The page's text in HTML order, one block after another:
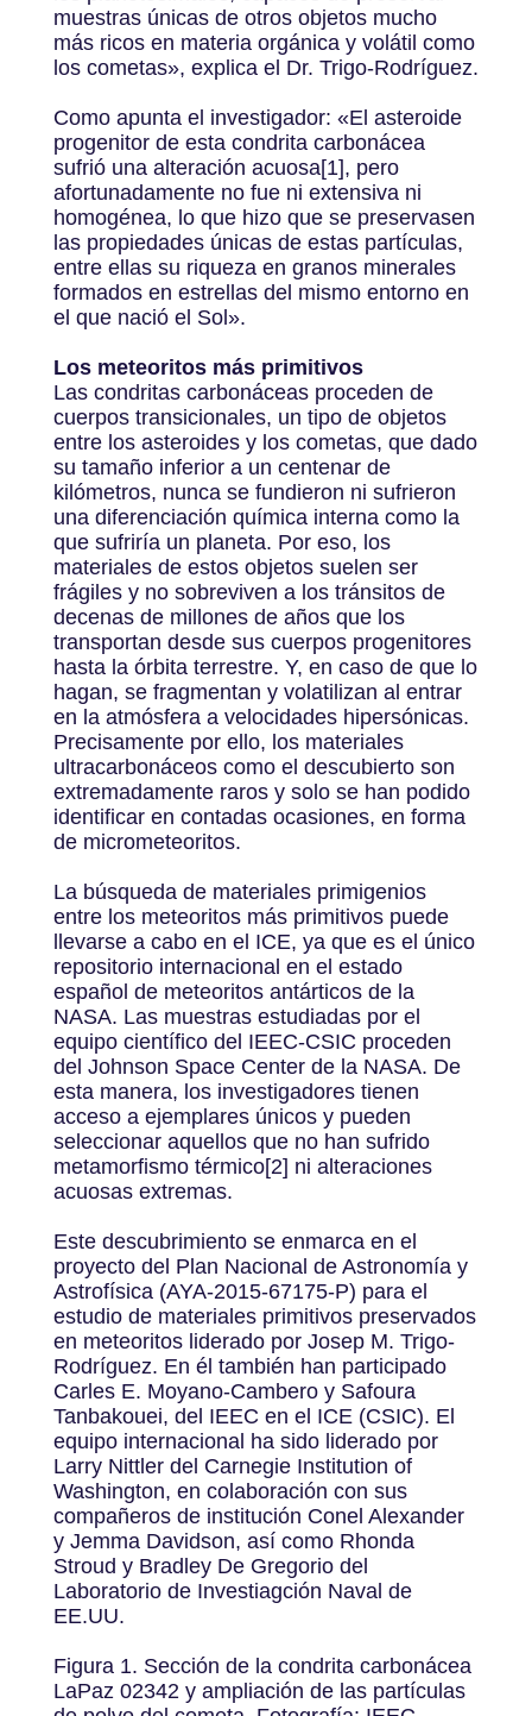
muestras únicas de otros objetos mucho
más ricos en materia orgánica y volátil como
los cometas», explica el Dr. Trigo-Rodríguez.
Como apunta el investigador: «El asteroide
progenitor de esta condrita carbonácea
sufrió una alteración acuosa[1], pero
afortunadamente no fue ni extensiva ni
homogénea, lo que hizo que se preservasen
las propiedades únicas de estas partículas,
entre ellas su riqueza en granos minerales
formados en estrellas del mismo entorno en
el que nació el Sol».
Los meteoritos más primitivos
Las condritas carbonáceas proceden de
cuerpos transicionales, un tipo de objetos
entre los asteroides y los cometas, que dado
su tamaño inferior a un centenar de
kilómetros, nunca se fundieron ni sufrieron
una diferenciación química interna como la
que sufriría un planeta. Por eso, los
materiales de estos objetos suelen ser
frágiles y no sobreviven a los tránsitos de
decenas de millones de años que los
transportan desde sus cuerpos progenitores
hasta la órbita terrestre. Y, en caso de que lo
hagan, se fragmentan y volatilizan al entrar
en la atmósfera a velocidades hipersónicas.
Precisamente por ello, los materiales
ultracarbonáceos como el descubierto son
extremadamente raros y solo se han podido
identificar en contadas ocasiones, en forma
de micrometeoritos.
La búsqueda de materiales primigenios
entre los meteoritos más primitivos puede
llevarse a cabo en el ICE, ya que es el único
repositorio internacional en el estado
español de meteoritos antárticos de la
NASA. Las muestras estudiadas por el
equipo científico del IEEC-CSIC proceden
del Johnson Space Center de la NASA. De
esta manera, los investigadores tienen
acceso a ejemplares únicos y pueden
seleccionar aquellos que no han sufrido
metamorfismo térmico[2] ni alteraciones
acuosas extremas.
Este descubrimiento se enmarca en el
proyecto del Plan Nacional de Astronomía y
Astrofísica (AYA-2015-67175-P) para el
estudio de materiales primitivos preservados
en meteoritos liderado por Josep M. Trigo-
Rodríguez. En él también han participado
Carles E. Moyano-Cambero y Safoura
Tanbakouei, del IEEC en el ICE (CSIC). El
equipo internacional ha sido liderado por
Larry Nittler del Carnegie Institution of
Washington, en colaboración con sus
compañeros de institución Conel Alexander
y Jemma Davidson, así como Rhonda
Stroud y Bradley De Gregorio del
Laboratorio de Investiagción Naval de
EE.UU.
Figura 1. Sección de la condrita carbonácea
LaPaz 02342 y ampliación de las partículas